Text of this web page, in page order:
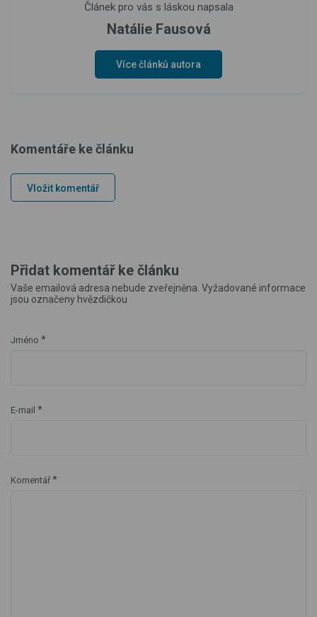
Článek pro vás s láskou napsala
Natálie Fausová
Více článků autora
Komentáře ke článku
Vložit komentář
Přidat komentář ke článku
Vaše emailová adresa nebude zveřejněna. Vyžadované informace
jsou označeny hvězdičkou
Jméno *
E-mail *
Komentář *